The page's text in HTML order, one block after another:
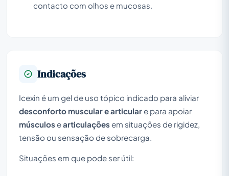
contacto com olhos e mucosas.
Indicações
Icexin é um gel de uso tópico indicado para aliviar
desconforto muscular e articulare para apoiar
músculosearticulaçõesem situações de rigidez,
tensão ou sensação de sobrecarga.
Situações em que pode ser útil: